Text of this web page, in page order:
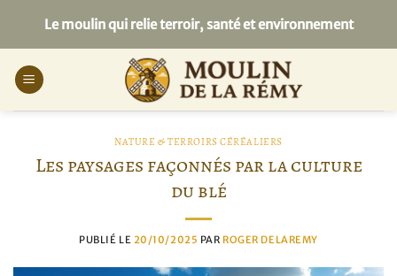
contenu
Le moulin qui relie terroir, santé et environnement
NATURE & TERROIRS CÉRÉALIERS
Les paysages façonnés par la culture
du blé
PUBLIÉ LE 20/10/2025 PAR ROGER DELAREMY